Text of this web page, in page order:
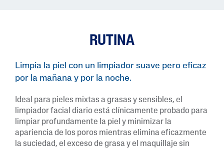
RUTINA
Limpia la piel con un limpiador suave pero eficaz
por la mañana y por la noche.
Ideal para pieles mixtas a grasas y sensibles, el
limpiador facial diario está clínicamente probado para
limpiar profundamente la piel y minimizar la
apariencia de los poros mientras elimina eficazmente
la suciedad, el exceso de grasa y el maquillaje sin